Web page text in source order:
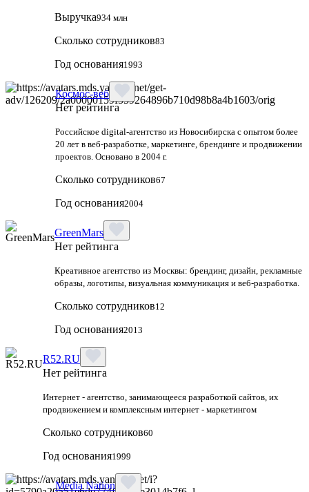
Выручка934 млн
Сколько сотрудников83
Год основания1993
Космос-веб
Нет рейтинга
Российское digital-агентство из Новосибирска с опытом более
20 лет в веб-разработке, маркетинге, брендинге и продвижении
проектов. Основано в 2004 г.
Сколько сотрудников67
Год основания2004
GreenMars
Нет рейтинга
Креативное агентство из Москвы: брендинг, дизайн, рекламные
образы, логотипы, визуальная коммуникация и веб-разработка.
Сколько сотрудников12
Год основания2013
R52.RU
Нет рейтинга
Интернет - агентство, занимающееся разработкой сайтов, их
продвижением и комплексным интернет - маркетингом
Сколько сотрудников60
Год основания1999
Media Nation